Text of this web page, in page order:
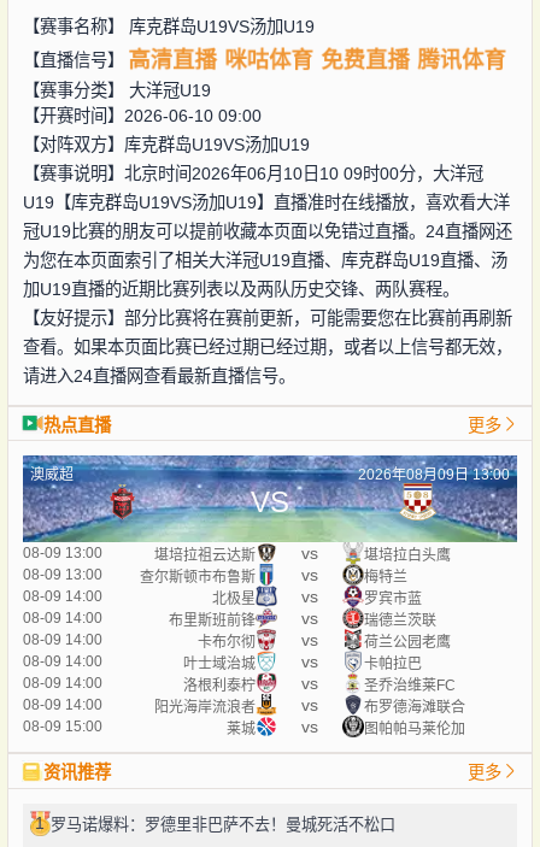
【赛事名称】 库克群岛U19VS汤加U19
【直播信号】
高清直播 咪咕体育 免费直播 腾讯体育
【赛事分类】 大洋冠U19
【开赛时间】2026-06-10 09:00
【对阵双方】 库克群岛U19VS汤加U19
【赛事说明】北京时间2026年06月10日10 09时00分，大洋冠
U19【库克群岛U19VS汤加U19】直播准时在线播放，喜欢看大洋
冠U19比赛的朋友可以提前收藏本页面以免错过直播。24直播网还
为您在本页面索引了相关大洋冠U19直播、库克群岛U19直播、汤
加U19直播的近期比赛列表以及两队历史交锋、两队赛程。
【友好提示】部分比赛将在赛前更新，可能需要您在比赛前再刷新
查看。如果本页面比赛已经过期已经过期，或者以上信号都无效，
请进入24直播网查看最新直播信号。
热点直播 更多
澳威超 2026年08月09日 13:00
VS
08-09 13:00 堪培拉祖云达斯 vs
堪培拉白头鹰
08-09 13:00
查尔斯顿市布鲁斯 vs
梅特兰
08-09 14:00
北极星 vs
罗宾市蓝
08-09 14:00
布里斯班前锋 vs
瑞德兰茨联
08-09 14:00
卡布尔彻 vs
荷兰公园老鹰
08-09 14:00
叶士域治城 vs
卡帕拉巴
08-09 14:00
洛根利泰柠 vs
圣乔治维莱FC
08-09 14:00
阳光海岸流浪者 vs
布罗德海滩联合
08-09 15:00
莱城 vs 图帕帕马莱伦加
资讯推荐 更多
1 罗马诺爆料：罗德里非巴萨不去！曼城死活不松口